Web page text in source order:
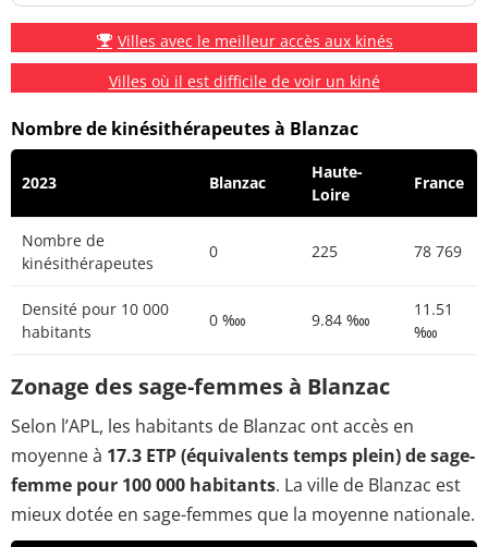
Villes avec le meilleur accès aux kinés
Villes où il est difficile de voir un kiné
Nombre de kinésithérapeutes à Blanzac
2023 Blanzac
Haute-
Loire
France
Nombre de
kinésithérapeutes
0 225 78 769
Densité pour 10 000
habitants
0 ‱ 9.84 ‱
11.51
‱
Zonage des sage-femmes à Blanzac
Selon l’APL, les habitants de Blanzac ont accès en
moyenne à 17.3 ETP (équivalents temps plein) de sage-
femme pour 100 000 habitants. La ville de Blanzac est
mieux dotée en sage-femmes que la moyenne nationale.